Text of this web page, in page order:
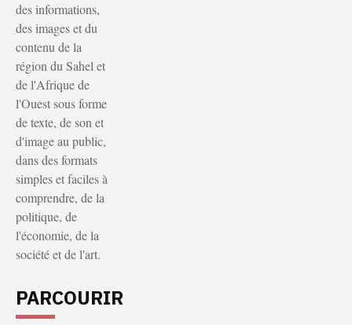
des informations,
des images et du
contenu de la
région du Sahel et
de l'Afrique de
l'Ouest sous forme
de texte, de son et
d'image au public,
dans des formats
simples et faciles à
comprendre, de la
politique, de
l'économie, de la
société et de l'art.
PARCOURIR